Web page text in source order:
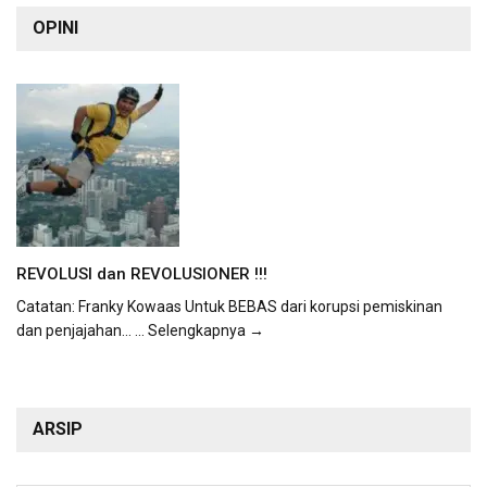
OPINI
REVOLUSI dan REVOLUSIONER !!!
Catatan: Franky Kowaas Untuk BEBAS dari korupsi pemiskinan
dan penjajahan...
... Selengkapnya →
ARSIP